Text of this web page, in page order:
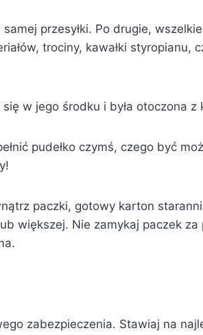
przesyłki. Po drugie,
trociny, kawałki styropianu,
w jego środku i była otoczona
pudełko czymś, czego być
paczki, gotowy karton
większej. Nie zamykaj paczek
zabezpieczenia. Stawiaj na